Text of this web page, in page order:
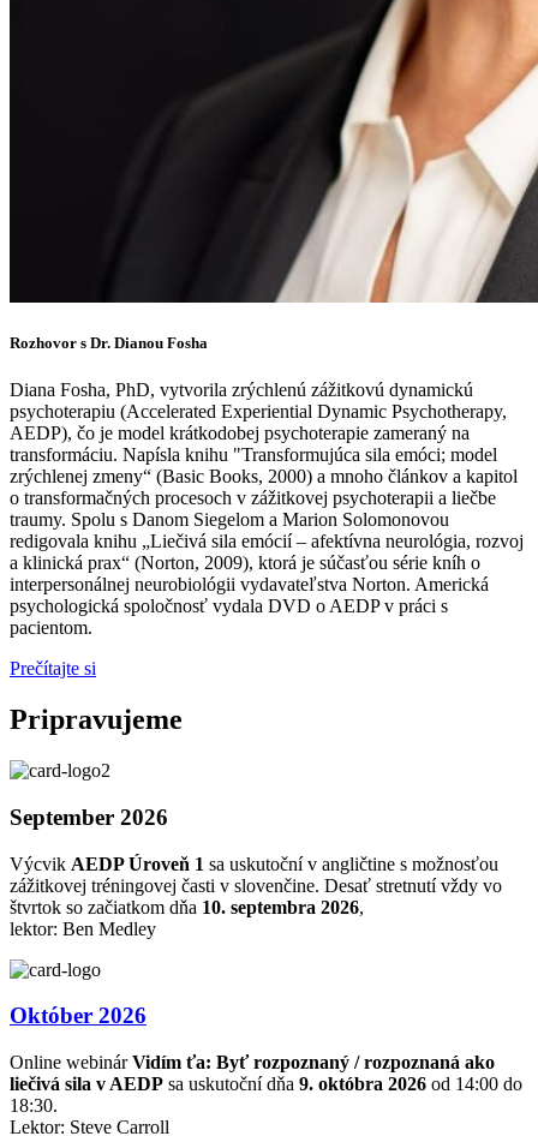
Rozhovor s Dr. Dianou Fosha
Diana Fosha, PhD, vytvorila zrýchlenú zážitkovú dynamickú
psychoterapiu (Accelerated Experiential Dynamic Psychotherapy,
AEDP), čo je model krátkodobej psychoterapie zameraný na
transformáciu. Napísla knihu "Transformujúca sila emóci; model
zrýchlenej zmeny“ (Basic Books, 2000) a mnoho článkov a kapitol
o transformačných procesoch v zážitkovej psychoterapii a liečbe
traumy. Spolu s Danom Siegelom a Marion Solomonovou
redigovala knihu „Liečivá sila emócií – afektívna neurológia, rozvoj
a klinická prax“ (Norton, 2009), ktorá je súčasťou série kníh o
interpersonálnej neurobiológii vydavateľstva Norton. Americká
psychologická spoločnosť vydala DVD o AEDP v práci s
pacientom.
Prečítajte si
Pripravujeme
September 2026
Výcvik AEDP Úroveň 1 sa uskutoční v angličtine s možnosťou
zážitkovej tréningovej časti v slovenčine. Desať stretnutí vždy vo
štvrtok so začiatkom dňa 10. septembra 2026,
lektor: Ben Medley
Október 2026
Online webinárVidím ťa: Byť rozpoznaný / rozpoznaná ako
liečivá sila v AEDP sa uskutoční dňa 9. októbra 2026 od 14:00 do
18:30.
Lektor: Steve Carroll